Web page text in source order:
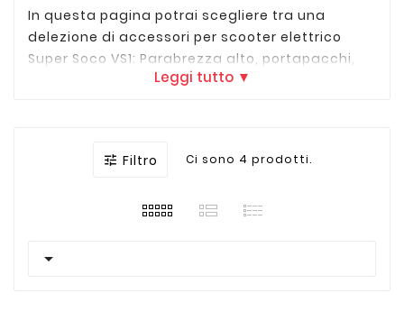
In questa pagina potrai scegliere tra una
delezione di accessori per scooter elettrico
Super Soco VS1: Parabrezza alto, portapacchi,
bauletto, porta cellulare o smartphone e molto
Leggi tutto ▼
 Filtro Ci sono 4 prodotti.
